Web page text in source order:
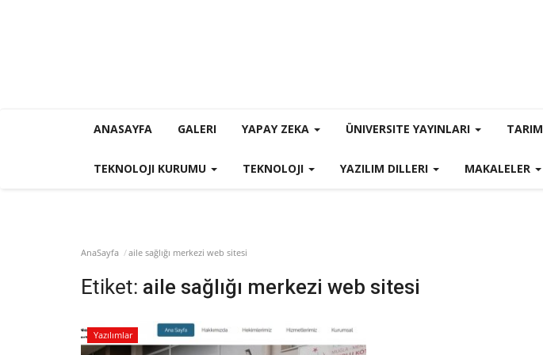
ANASAYFA GALERI YAPAY ZEKA ÜNIVERSITE YAYINLARI TARIM
TEKNOLOJI KURUMU TEKNOLOJI YAZILIM DILLERI MAKALELER
AnaSayfa aile sağlığı merkezi web sitesi
Etiket: aile sağlığı merkezi web sitesi
Yazılımlar